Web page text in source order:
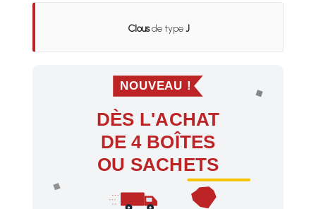
Clousde typeJ
NOUVEAU !
DÈS L'ACHAT
DE 4 BOÎTES
OU SACHETS